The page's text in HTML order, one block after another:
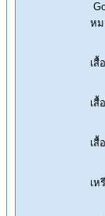
หม
เสื้
เสื้
เสื้
เห